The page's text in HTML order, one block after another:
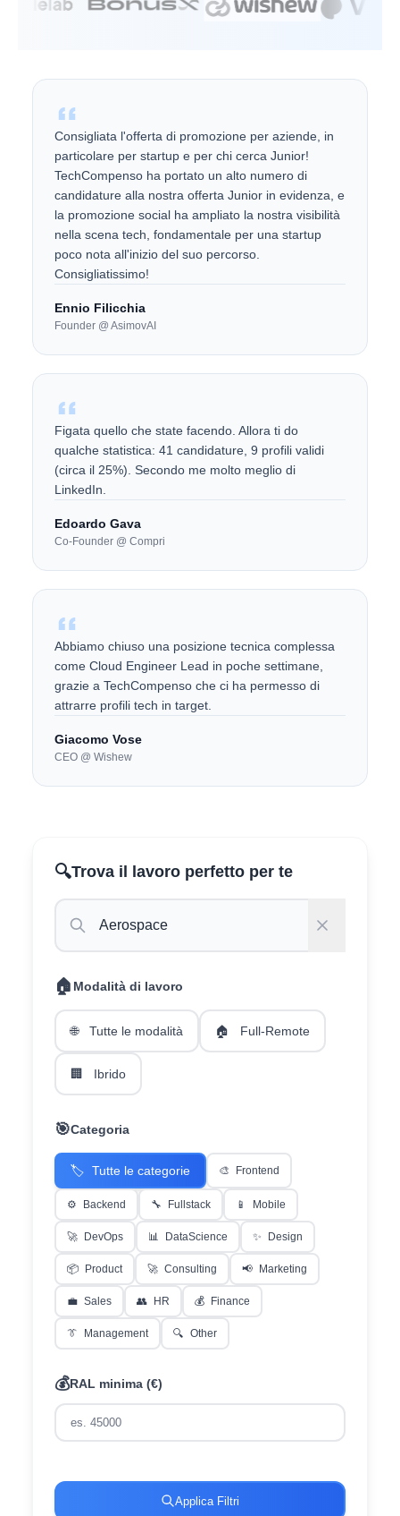
Consigliata l'offerta di promozione per aziende, in
particolare per startup e per chi cerca Junior!
TechCompenso ha portato un alto numero di
candidature alla nostra offerta Junior in evidenza, e
la promozione social ha ampliato la nostra visibilità
nella scena tech, fondamentale per una startup
poco nota all'inizio del suo percorso.
Consigliatissimo!
Ennio Filicchia
Founder @ AsimovAI
Figata quello che state facendo. Allora ti do
qualche statistica: 41 candidature, 9 profili validi
(circa il 25%). Secondo me molto meglio di
LinkedIn.
Edoardo Gava
Co-Founder @ Compri
Abbiamo chiuso una posizione tecnica complessa
come Cloud Engineer Lead in poche settimane,
grazie a TechCompenso che ci ha permesso di
attrarre profili tech in target.
Giacomo Vose
CEO @ Wishew
🔍Trova il lavoro perfetto per te
🏠 Modalità di lavoro
🌐 Tutte le modalità 🏠 Full-Remote
🏢 Ibrido
🎯Categoria
🏷️ Tutte le categorie 🎨 Frontend
⚙️ Backend 🔧 Fullstack 📱 Mobile
🚀 DevOps 📊 DataScience ✨ Design
📦 Product 🚀 Consulting 📢 Marketing
💼 Sales 👥 HR 💰 Finance
👔 Management 🔍 Other
💰RAL minima (€)
Applica Filtri